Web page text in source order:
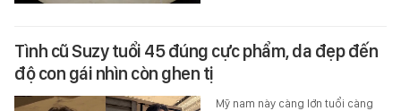
Tình cũ Suzy tuổi 45 đúng cực phẩm, da đẹp đến
độ con gái nhìn còn ghen tị
Mỹ nam này càng lớn tuổi càng